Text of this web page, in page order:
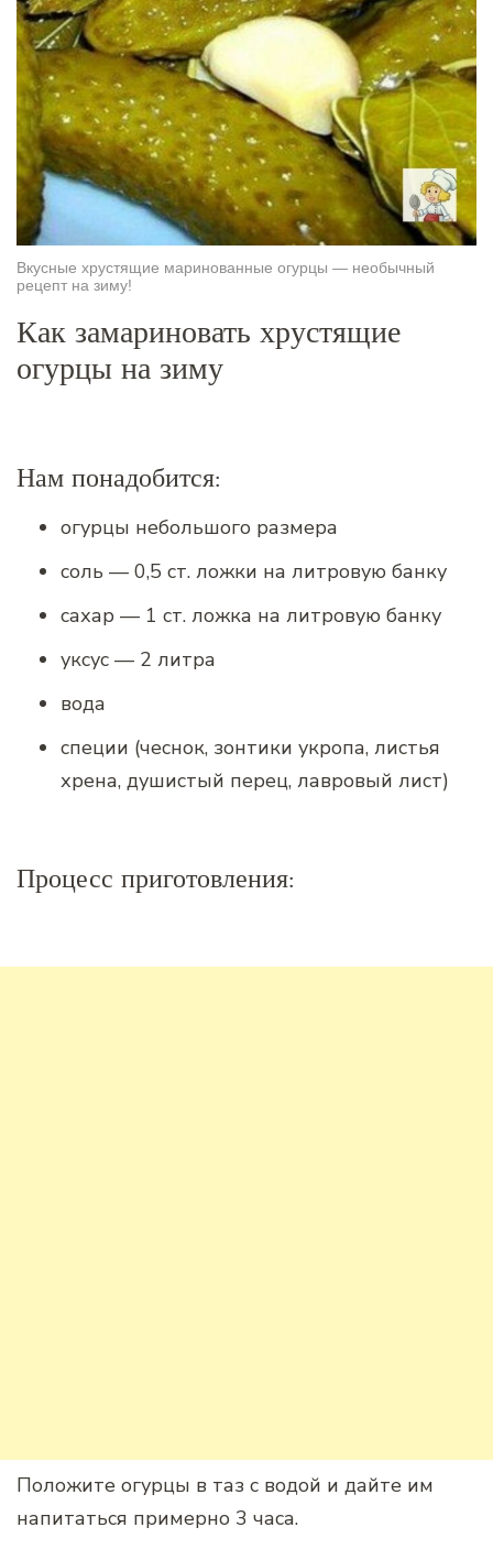
Вкусные хрустящие маринованные огурцы — необычный
рецепт на зиму!
Как замариновать хрустящие
огурцы на зиму
Нам понадобится:
огурцы небольшого размера
соль — 0,5 ст. ложки на литровую банку
сахар — 1 ст. ложка на литровую банку
уксус — 2 литра
вода
специи (чеснок, зонтики укропа, листья
хрена, душистый перец, лавровый лист)
Процесс приготовления:
Положите огурцы в таз с водой и дайте им
напитаться примерно 3 часа.